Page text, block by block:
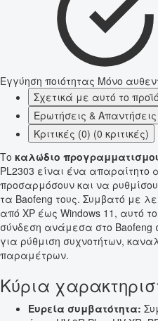
Εγγύηση ποιότητας Μόνο
Σχετικά με αυτό το
Ερωτήσεις & Απαντήσεις
Κριτικές (0) (0 κριτικές)
Το καλώδιο
PL2303 είναι ένα
προσαρμόσουν και να
τα Baofeng τους. Συμβατό με
από XP έως Windows 11, αυτό
σύνδεση ανάμεσα στο Baofeng
για ρύθμιση συχνοτήτων,
παραμέτρων.
Κύρια
Ευρεία συμβατότητα: